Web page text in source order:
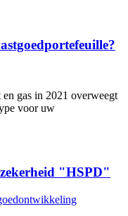
gas in 2021 overweegt
voor uw
"HSPD"